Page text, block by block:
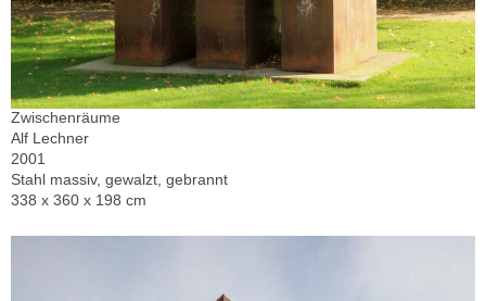
Zwischenräume
Alf Lechner
2001
Stahl massiv, gewalzt, gebrannt
338 x 360 x 198 cm